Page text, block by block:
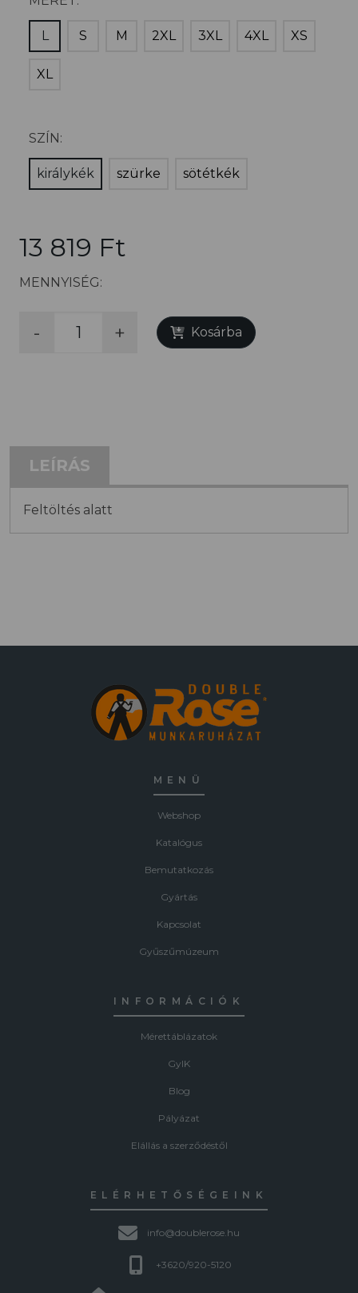
L S M 2XL 3XL 4XL XS
XL
SZÍN:
királykék szürke sötétkék
13 819 Ft
MENNYISÉG:
- + Kosárba
LEÍRÁS
Feltöltés alatt
MENÜ
Webshop
Katalógus
Bemutatkozás
Gyártás
Kapcsolat
Gyűszűmúzeum
INFORMÁCIÓK
Mérettáblázatok
GyIK
Blog
Pályázat
Elállás a szerződéstől
ELÉRHETŐSÉGEINK
info@doublerose.hu
+3620/920-5120